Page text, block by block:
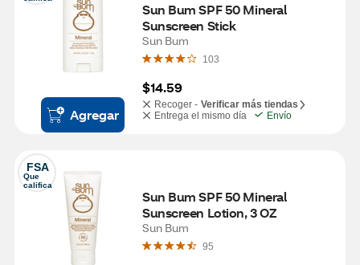
Agregar
Sun Bum SPF 50 Mineral
Sunscreen Stick
Sun Bum
103
$14.59
Recoger - Verificar más tiendas
Entrega el mismo día
Envío
FSA
Que
califica
Sun Bum SPF 50 Mineral
Sunscreen Lotion, 3 OZ
Sun Bum
95